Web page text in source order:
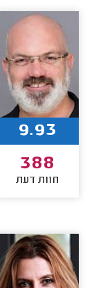
9.93
388
חוות דעת